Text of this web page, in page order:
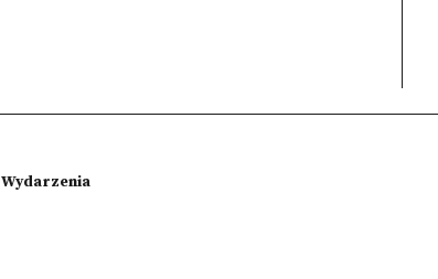
Wydarzenia